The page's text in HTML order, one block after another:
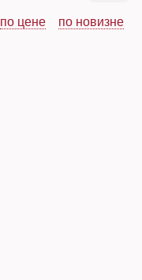
по цене по новизне